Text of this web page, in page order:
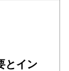
とイン